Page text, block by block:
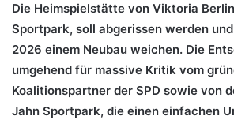
Die Heimspielstätte von Viktoria
Sportpark, soll abgerissen werden
2026 einem Neubau weichen. Die
umgehend für massive Kritik vom
Koalitionspartner der SPD sowie von
Jahn Sportpark, die einen einfachen